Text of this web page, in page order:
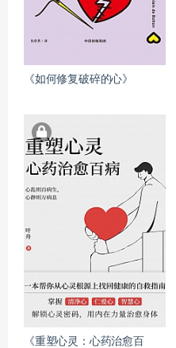
《如何修复破碎的心》
《重塑心灵：心药治愈百